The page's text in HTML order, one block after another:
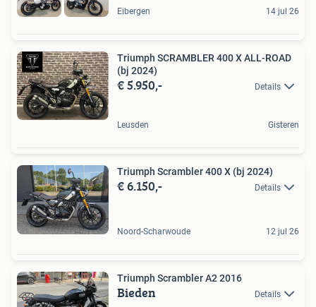
Eibergen 14 jul 26
Triumph SCRAMBLER 400 X ALL-ROAD
(bj 2024)
€ 5.950,- Details
Leusden Gisteren
Triumph Scrambler 400 X (bj 2024)
€ 6.150,- Details
Noord-Scharwoude 12 jul 26
Triumph Scrambler A2 2016
Bieden Details